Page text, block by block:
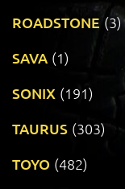
ROADSTONE (3)
SAVA (1)
SONIX (191)
TAURUS (303)
TOYO (482)